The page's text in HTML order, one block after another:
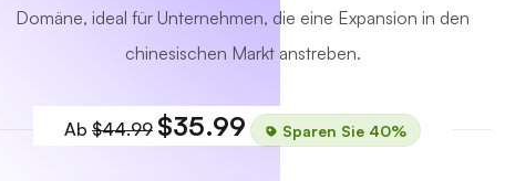
Domäne, ideal für Unternehmen, die eine Expansion in den
chinesischen Markt anstreben.
Ab $44.99 $35.99 Sparen Sie 40%